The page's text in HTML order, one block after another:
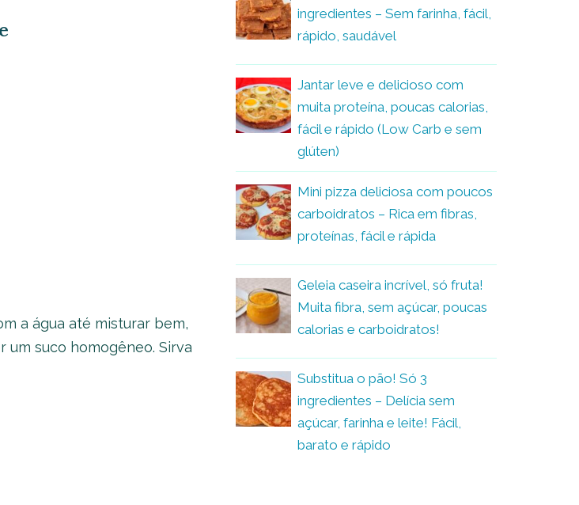
a água até misturar bem,
suco homogêneo. Sirva
ingredientes – Sem farinha, fácil,
rápido, saudável
Jantar leve e delicioso com
muita proteína, poucas calorias,
fácil e rápido (Low Carb e sem
glúten)
Mini pizza deliciosa com poucos
carboidratos – Rica em fibras,
proteínas, fácil e rápida
Geleia caseira incrível, só fruta!
Muita fibra, sem açúcar, poucas
calorias e carboidratos!
Substitua o pão! Só 3
ingredientes – Delícia sem
açúcar, farinha e leite! Fácil,
barato e rápido